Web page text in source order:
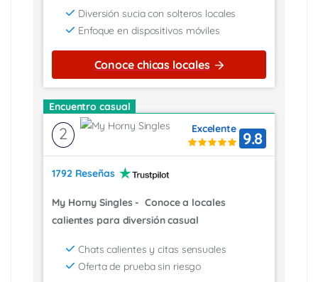
Diversión sucia con solteros locales
Enfoque en dispositivos móviles
Conoce chicas locales
Encuentro casual
2
1792 Reseñas
My Horny Singles- Conoce a locales
calientes para diversión casual
Chats calientes y citas sensuales
Oferta de prueba sin riesgo
Excelente 9.8